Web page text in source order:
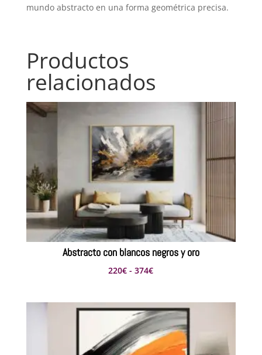
mundo abstracto en una forma geométrica precisa.
Productos
relacionados
Abstracto con blancos negros y oro
220€ - 374€Rango
precios:
desde
220€
hasta